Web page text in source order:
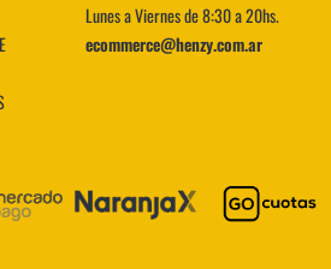
Lunes a Viernes de 8:30 a 20hs.
ecommerce@henzy.com.ar